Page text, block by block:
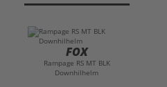
FOX
Rampage RS MT BLK
Downhilhelm